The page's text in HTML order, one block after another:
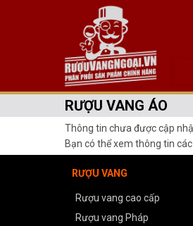
RƯỢU VANG ÁO
Thông tin chưa được cập
Bạn có thể xem thông tin
RƯỢU VANG
Rượu vang cao cấp
Rượu vang Pháp